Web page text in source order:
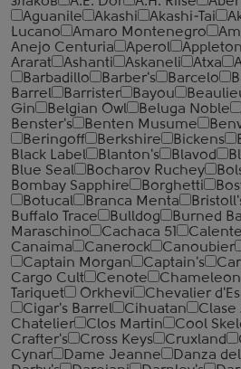
Aguanile
Akashi Akashi-Tai
Lucano
Amaro Montenegro
Anejo Centuria
Aperol Appleton
Ararat
Ashanti Askaneli Atxa
Barbadillo
Barber's Barcelo
Barrel
Barrister Bayou
Gin
Belgian Owl Beluga Noble
Benster's
Benten Musume
Beringoff
Berkshire Bickens
Black Label
Blanton's Blavod
Blue Seal
Bocharov Ruchey
Bombay Sapphire
Borghetti
Botucal
Branca Menta
Buffalo Trace
Bulldog Burned
Maraschino
Cachaca 51
Canaima
Canerock Canoubier
Captain Morgan
Captain's
Cargo Cult
Cenote Chameleon
Tariquet
Orkhevi Chevalier
Cigar's Barrel
Cihuatan Clase
Chatelier
Clos Martin Cool
Crafter's
Cross Keys Cruxland
Cynar
Dame Jeanne Danza